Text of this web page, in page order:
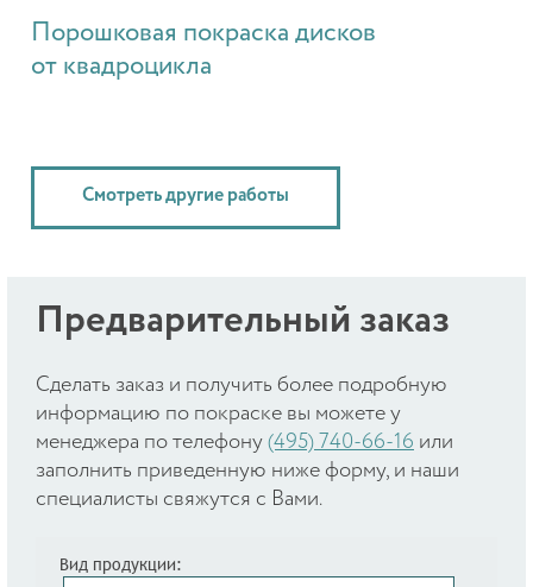
Порошковая покраска дисков
от квадроцикла
Смотреть другие работы
Предварительный заказ
Cделать заказ и получить более подробную
информацию по покраске вы можете у
менеджера по телефону (495) 740-66-16 или
заполнить приведенную ниже форму, и наши
специалисты свяжутся с Вами.
Вид продукции: